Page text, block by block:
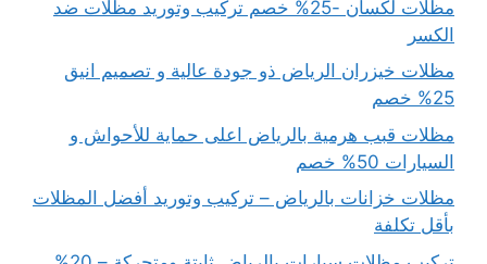
مظلات لكسان -25% خصم تركيب وتوريد مظلات ضد
الكسر
مظلات خيزران الرياض ذو جودة عالية و تصميم انيق
25% خصم
مظلات قبب هرمية بالرياض اعلى حماية للأحواش و
السيارات 50% خصم
مظلات خزانات بالرياض – تركيب وتوريد أفضل المظلات
بأقل تكلفة